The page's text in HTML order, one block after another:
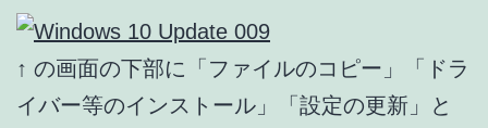
↑ の画面の下部に「ファイルのコピー」「ドラ
イバー等のインストール」「設定の更新」と